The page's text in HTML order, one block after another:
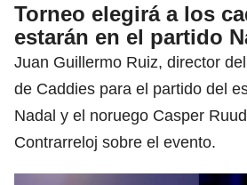
Torneo elegirá a los
estarán en el partido
Juan Guillermo Ruiz, director
de Caddies para el partido del
Nadal y el noruego Casper
Contrarreloj sobre el evento.